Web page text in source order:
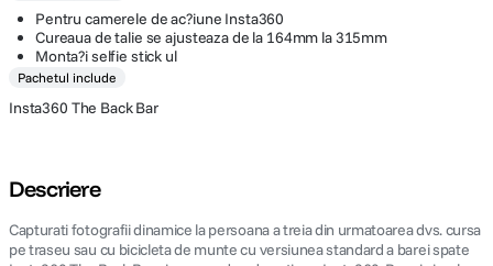
Pentru camerele de ac?iune Insta360
Cureaua de talie se ajusteaza de la 164mm la 315mm
Monta?i selfie stick ul
Pachetul include
Insta360 The Back Bar
Descriere
Capturati fotografii dinamice la persoana a treia din urmatoarea dvs. cursa
pe traseu sau cu bicicleta de munte cu versiunea standard a barei spate